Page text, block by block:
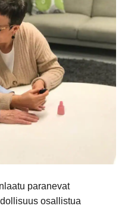
paranevat
osallistua